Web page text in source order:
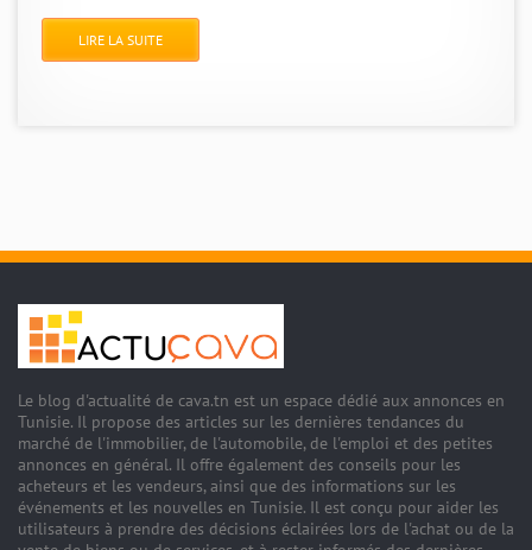
LIRE LA SUITE
Le blog d'actualité de cava.tn est un espace dédié aux annonces en
Tunisie. Il propose des articles sur les dernières tendances du
marché de l'immobilier, de l'automobile, de l'emploi et des petites
annonces en général. Il offre également des conseils pour les
acheteurs et les vendeurs, ainsi que des informations sur les
événements et les nouvelles en Tunisie. Il est conçu pour aider les
utilisateurs à prendre des décisions éclairées lors de l'achat ou de la